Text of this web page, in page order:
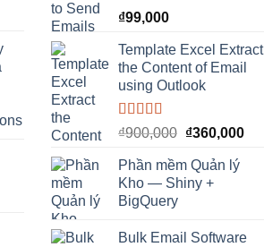
₫99,000
Template Excel Extract
the Content of Email
using Outlook
Rated5.00
out of 5
₫900,000 ₫360,000
Phần mềm Quản lý
Kho — Shiny +
BigQuery
Bulk Email Software